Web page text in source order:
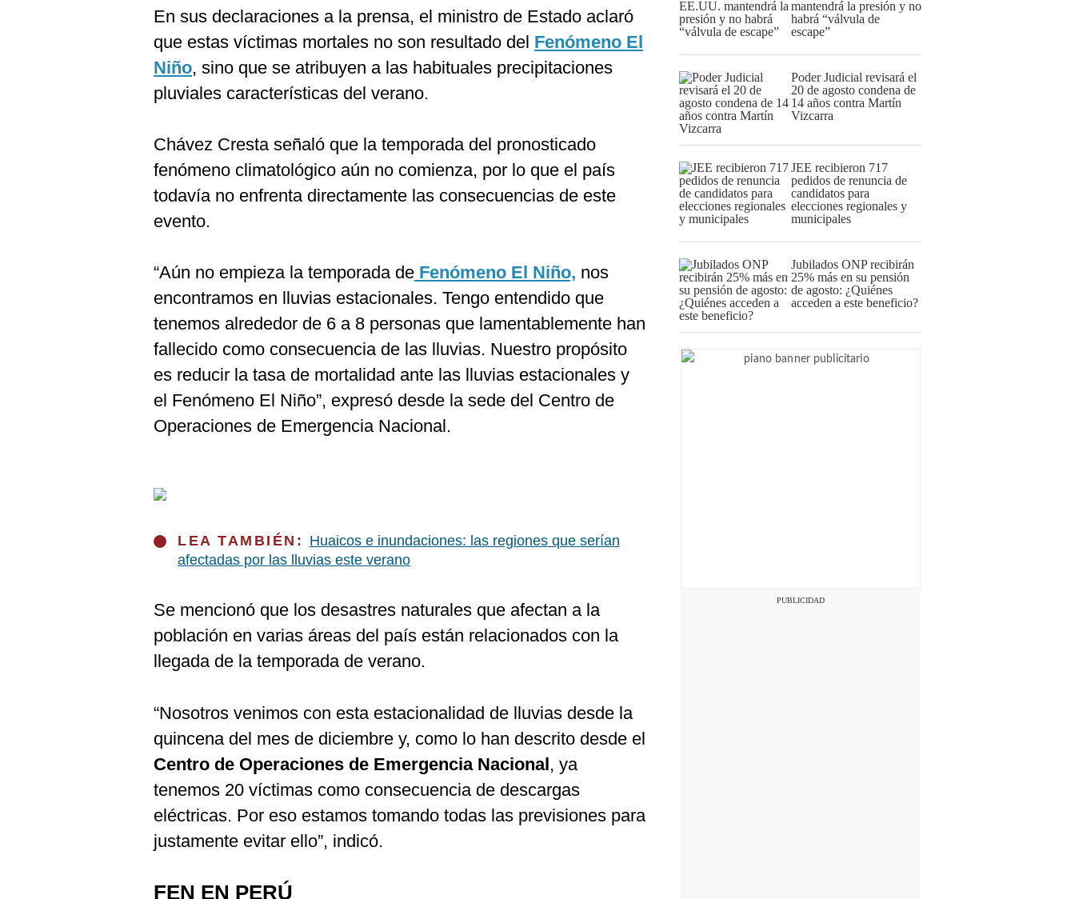
En sus declaraciones a la prensa, el ministro de Estado aclaró
que estas víctimas mortales no son resultado del Fenómeno El
Niño, sino que se atribuyen a las habituales precipitaciones
pluviales características del verano.
Chávez Cresta señaló que la temporada del pronosticado
fenómeno climatológico aún no comienza, por lo que el país
todavía no enfrenta directamente las consecuencias de este
evento.
“Aún no empieza la temporada de Fenómeno El Niño, nos
encontramos en lluvias estacionales. Tengo entendido que
tenemos alrededor de 6 a 8 personas que lamentablemente han
fallecido como consecuencia de las lluvias. Nuestro propósito
es reducir la tasa de mortalidad ante las lluvias estacionales y
el Fenómeno El Niño”, expresó desde la sede del Centro de
Operaciones de Emergencia Nacional.
LEA TAMBIÉN: Huaicos e inundaciones: las regiones que serían
afectadas por las lluvias este verano
Se mencionó que los desastres naturales que afectan a la
población en varias áreas del país están relacionados con la
llegada de la temporada de verano.
“Nosotros venimos con esta estacionalidad de lluvias desde la
quincena del mes de diciembre y, como lo han descrito desde el
Centro de Operaciones de Emergencia Nacional, ya
tenemos 20 víctimas como consecuencia de descargas
eléctricas. Por eso estamos tomando todas las previsiones para
justamente evitar ello”, indicó.
FEN EN PERÚ
mantendrá la presión y no
habrá “válvula de
escape”
Poder Judicial revisará el
20 de agosto condena de
14 años contra Martín
Vizcarra
JEE recibieron 717
pedidos de renuncia de
candidatos para
elecciones regionales y
municipales
Jubilados ONP recibirán
25% más en su pensión
de agosto: ¿Quiénes
acceden a este beneficio?